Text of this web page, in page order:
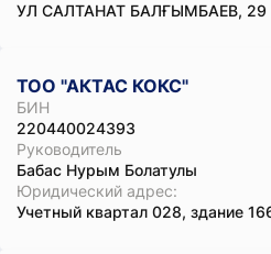
УЛ САЛТАНАТ БАЛҒЫМБАЕВ, 29
ТОО "АКТАС КОКС"
БИН
220440024393
Руководитель
Бабас Нурым Болатулы
Юридический адрес:
Учетный квартал 028, здание